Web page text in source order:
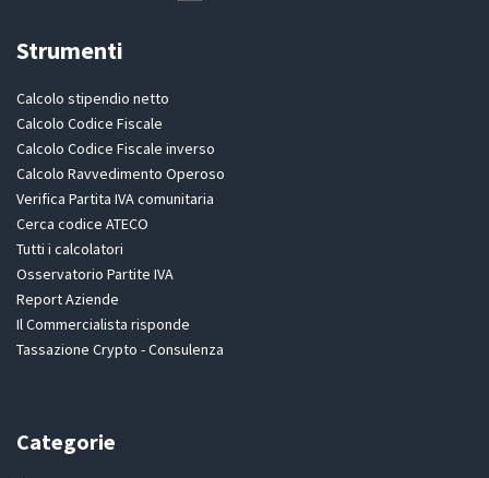
Strumenti
Calcolo stipendio netto
Calcolo Codice Fiscale
Calcolo Codice Fiscale inverso
Calcolo Ravvedimento Operoso
Verifica Partita IVA comunitaria
Cerca codice ATECO
Tutti i calcolatori
Osservatorio Partite IVA
Report Aziende
Il Commercialista risponde
Tassazione Crypto - Consulenza
Categorie